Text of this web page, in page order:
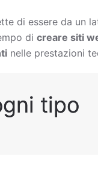
di essere da un
di creare siti
nelle prestazioni
tipo